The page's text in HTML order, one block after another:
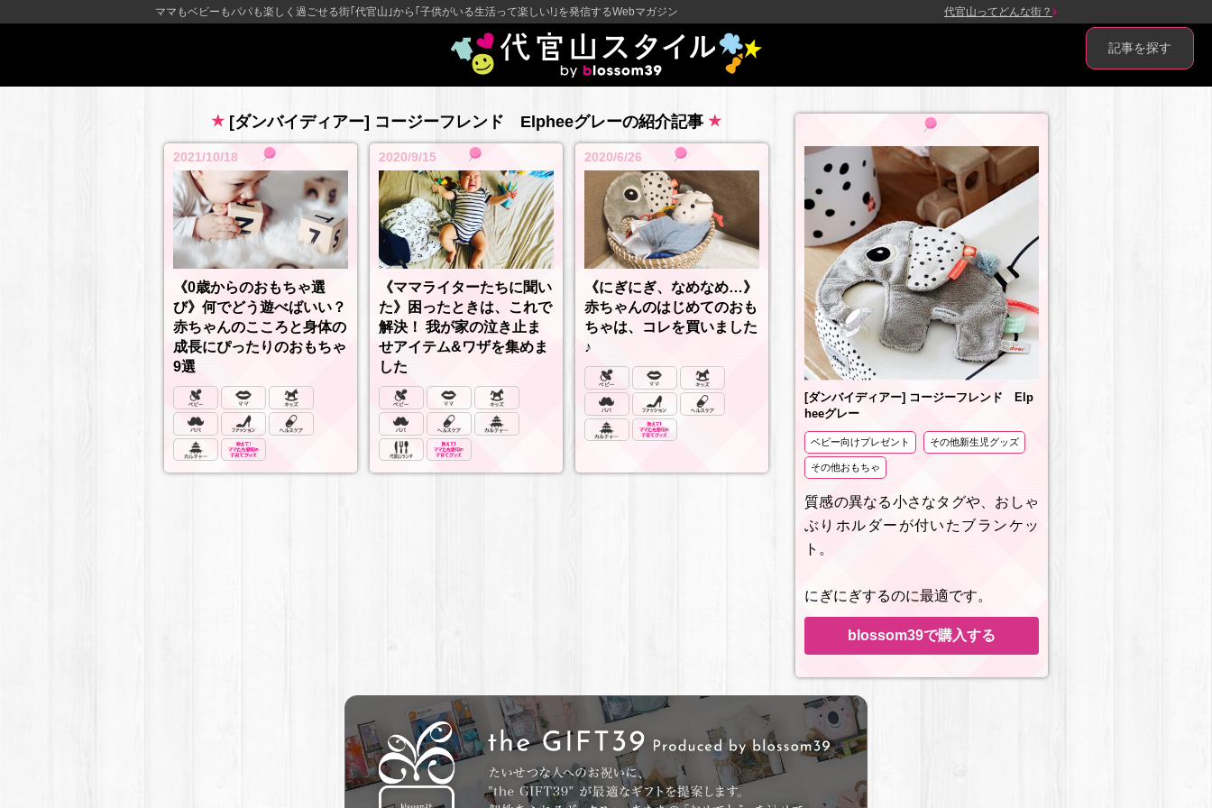
ママもベビーもパパも楽しく過ごせる街｢代官山｣から｢子供がいる生活って楽しい!｣を発信するWebマガジン 代官山ってどんな街？
[ダンバイディアー] コージーフレンド Elpheeグレーの紹介記事
2021/10/18
《0歳からのおもちゃ選
び》何でどう遊べばいい？
赤ちゃんのこころと身体の
成長にぴったりのおもちゃ
9選
2020/9/15
《ママライターたちに聞い
た》困ったときは、これで
解決！ 我が家の泣き止ま
せアイテム&ワザを集めま
した
2020/6/26
《にぎにぎ、なめなめ…》
赤ちゃんのはじめてのおも
ちゃは、コレを買いました
♪
[ダンバイディアー] コージーフレンド Elp
heeグレー
ベビー向けプレゼント その他新生児グッズ
その他おもちゃ
質感の異なる小さなタグや、おしゃ
ぶりホルダーが付いたブランケッ
ト。
にぎにぎするのに最適です。
blossom39で購入する
記事を探す